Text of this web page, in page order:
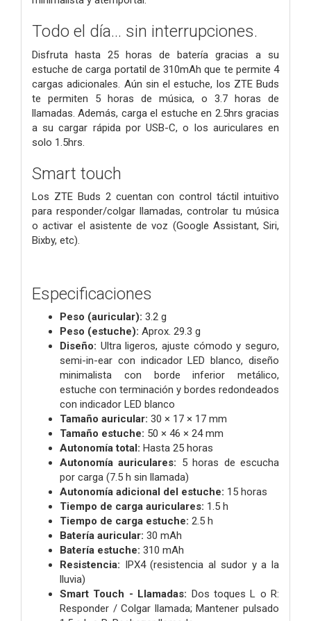
Todo el día... sin interrupciones.
Disfruta hasta 25 horas de batería gracias a su
estuche de carga portatil de 310mAh que te permite 4
cargas adicionales. Aún sin el estuche, los ZTE Buds
te permiten 5 horas de música, o 3.7 horas de
llamadas. Además, carga el estuche en 2.5hrs gracias
a su cargar rápida por USB-C, o los auriculares en
solo 1.5hrs.
Smart touch
Los ZTE Buds 2 cuentan con control táctil intuitivo
para responder/colgar llamadas, controlar tu música
o activar el asistente de voz (Google Assistant, Siri,
Bixby, etc).
Especificaciones
Peso (auricular): 3.2 g
Peso (estuche): Aprox. 29.3 g
Diseño: Ultra ligeros, ajuste cómodo y seguro,
semi-in-ear con indicador LED blanco, diseño
minimalista con borde inferior metálico,
estuche con terminación y bordes redondeados
con indicador LED blanco
Tamaño auricular: 30 × 17 × 17 mm
Tamaño estuche: 50 × 46 × 24 mm
Autonomía total: Hasta 25 horas
Autonomía auriculares: 5 horas de escucha
por carga (7.5 h sin llamada)
Autonomía adicional del estuche: 15 horas
Tiempo de carga auriculares: 1.5 h
Tiempo de carga estuche: 2.5 h
Batería auricular: 30 mAh
Batería estuche: 310 mAh
Resistencia: IPX4 (resistencia al sudor y a la
lluvia)
Smart Touch - Llamadas: Dos toques L o R:
Responder / Colgar llamada; Mantener pulsado